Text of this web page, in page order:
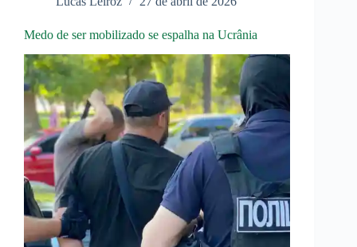
Medo de ser mobilizado se espalha na Ucrânia